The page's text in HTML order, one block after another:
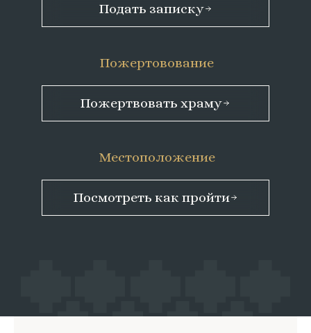
Посмотреть как пройти
Пожертвовать храму
Подать записку
Местоположение
Пожертовование